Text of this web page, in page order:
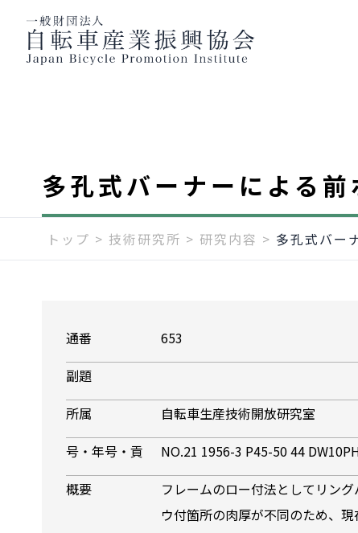
多孔式バーナーによる
トップ > 技術研究所 > 研究内容 > 多孔式バー
通番 653
副題
所属
自転車生産技術開放研究室
号・年号・貢
NO.21 1956-3 P45-50 44
概要
フレームのロー付法としてリン
ウ付箇所の肉厚が不同のため、